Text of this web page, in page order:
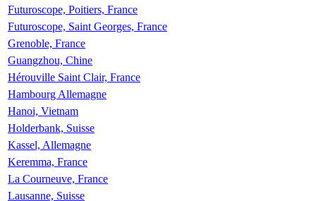
Futuroscope, Poitiers, France
Futuroscope, Saint Georges, France
Grenoble, France
Guangzhou, Chine
Hérouville Saint Clair, France
Hambourg Allemagne
Hanoi, Vietnam
Holderbank, Suisse
Kassel, Allemagne
Keremma, France
La Courneuve, France
Lausanne, Suisse